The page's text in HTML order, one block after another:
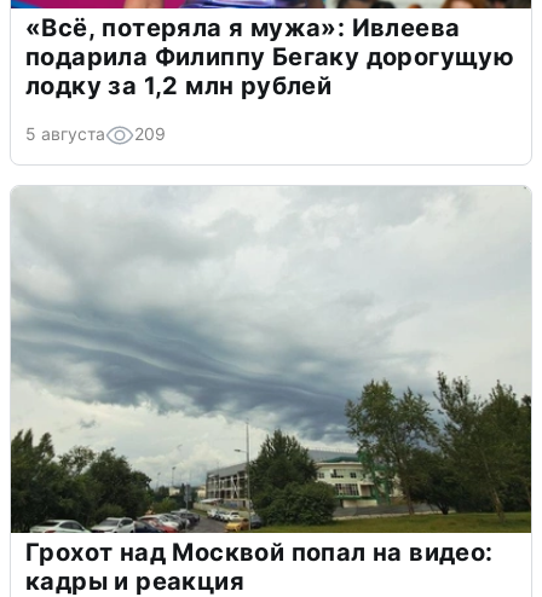
«Всё, потеряла я мужа»: Ивлеева
подарила Филиппу Бегаку дорогущую
лодку за 1,2 млн рублей
5 августа 209
Грохот над Москвой попал на видео:
кадры и реакция